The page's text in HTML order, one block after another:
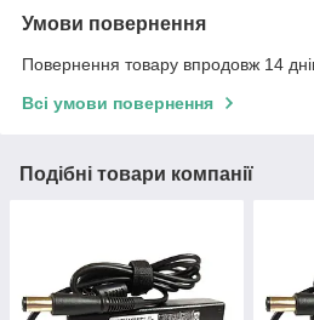
Умови повернення
Повернення товару впродовж 14
Всі умови повернення
Подібні товари компанії